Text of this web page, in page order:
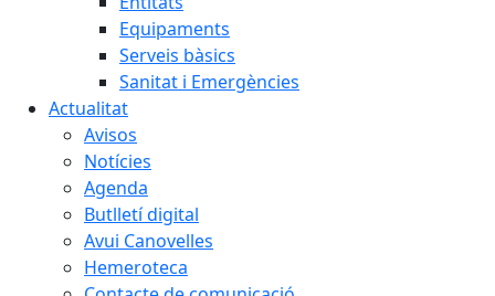
Equipaments
Serveis bàsics
Sanitat i Emergències
Actualitat
Avisos
Notícies
Agenda
Butlletí digital
Avui Canovelles
Hemeroteca